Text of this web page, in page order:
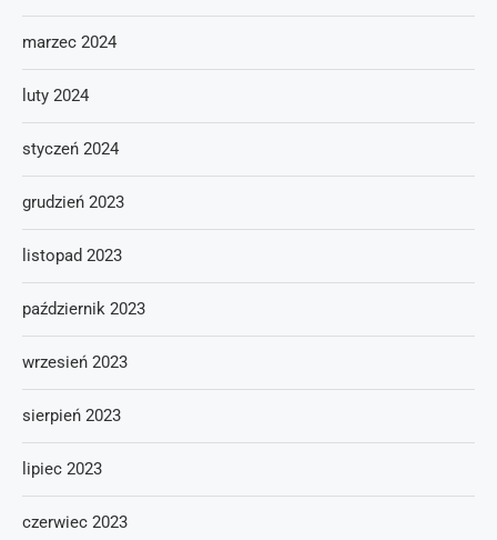
marzec 2024
luty 2024
styczeń 2024
grudzień 2023
listopad 2023
październik 2023
wrzesień 2023
sierpień 2023
lipiec 2023
czerwiec 2023